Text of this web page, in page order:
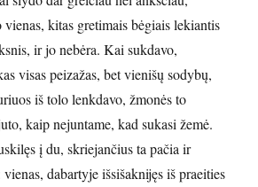
kitas gretimais bėgiais lekiantis
ir jo nebėra. Kai sukdavo,
visas peizažas, bet vienišų sodybų,
iš tolo lenkdavo, žmonės to
kaip nejuntame, kad sukasi žemė.
į du, skriejančius ta pačia ir
dabartyje išsišaknijęs iš praeities